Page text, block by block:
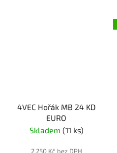
4VEC Hořák MB 24 KD
EURO
Skladem (11 ks)
2 250 Kč bez DPH